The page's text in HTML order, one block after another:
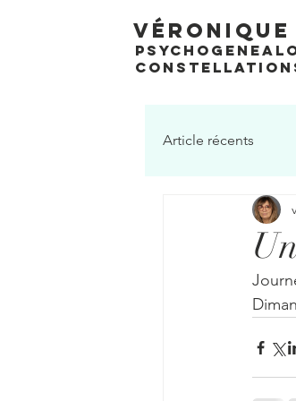
Véronique
Article récents